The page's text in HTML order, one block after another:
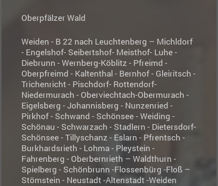
Oberpfälzer Wald
Weiden - B 22 nach Leuchtenberg – Michldorf
- Engelshof- Seibertshof- Meisthof- Luhe -
Diebrunn - Wernberg-Köblitz - Pfreimd -
Oberpfreimd - Kaltenthal - Bernhof - Gleiritsch -
Trichenricht - Pischdorf- Rottendorf-
Niedermurach - Oberviechtach-Obermurach -
Eigelsberg - Johannisberg - Nunzenried -
Pirkhof - Schwand - Schönsee - Weiding -
Schönau - Schwarzach - Stadlern - Dietersdorf-
Schönsee - Tillyschanz - Eslarn - Pfrentsch -
Burkhardsrieth - Lohma - Pleystein -
Fahrenberg - Oberbernrieth – Waldthurn -
Spielberg - Schönbrunn -Flossenbürg -Floß –
Stömstein - Neustadt -Altenstadt -Weiden